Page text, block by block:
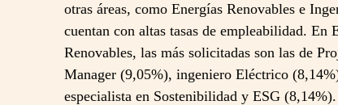
otras áreas, como Energías Renovables e
cuentan con altas tasas de empleabilidad. En
Renovables, las más solicitadas son las de
Manager (9,05%), ingeniero Eléctrico
especialista en Sostenibilidad y ESG (8,14%).